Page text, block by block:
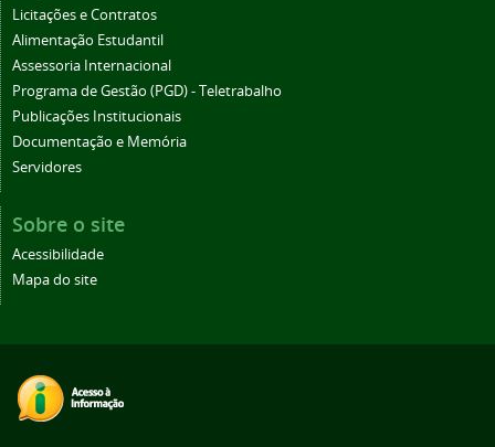
Licitações e Contratos
Alimentação Estudantil
Assessoria Internacional
Programa de Gestão (PGD) - Teletrabalho
Publicações Institucionais
Documentação e Memória
Servidores
Sobre o site
Acessibilidade
Mapa do site